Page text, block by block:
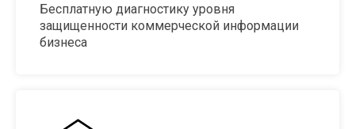
Бесплатную диагностику уровня
защищенности коммерческой информации
бизнеса